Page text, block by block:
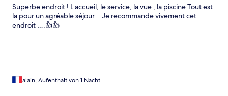
Superbe endroit ! L accueil, le service, la vue , la piscine Tout est
la pour un agréable séjour .. Je recommande vivement cet
endroit ….👍👍
alain, Aufenthalt von 1 Nacht